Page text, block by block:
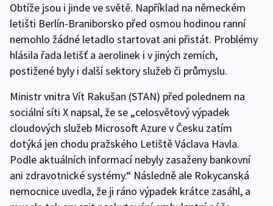
Obtíže jsou i jinde ve světě. Například na německém
letišti Berlín-Braniborsko před osmou hodinou ranní
nemohlo žádné letadlo startovat ani přistát. Problémy
hlásila řada letišť a aerolinek i v jiných zemích,
postižené byly i další sektory služeb či průmyslu.
Ministr vnitra Vít Rakušan (STAN) před polednem na
sociální síti X napsal, že se „celosvětový výpadek
cloudových služeb Microsoft Azure v Česku zatím
dotýká jen chodu pražského Letiště Václava Havla.
Podle aktuálních informací nebyly zasaženy bankovní
ani zdravotnické systémy.“ Následně ale Rokycanská
nemocnice uvedla, že ji ráno výpadek krátce zasáhl, a